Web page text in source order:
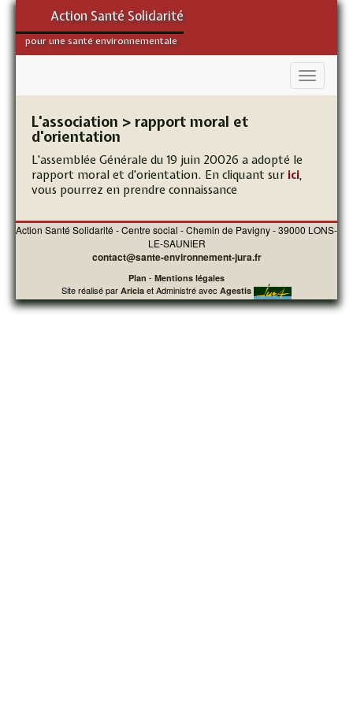
Action Santé Solidarité
pour une santé environnementale
L'association > rapport moral et
d'orientation
L'assemblée Générale du 19 juin 20026 a adopté le
rapport moral et d'orientation. En cliquant sur ici,
vous pourrez en prendre connaissance
Action Santé Solidarité - Centre social - Chemin de Pavigny - 39000 LONS-
LE-SAUNIER
contact@sante-environnement-jura.fr
Plan - Mentions légales
Site réalisé par Aricia et Administré avec Agestis